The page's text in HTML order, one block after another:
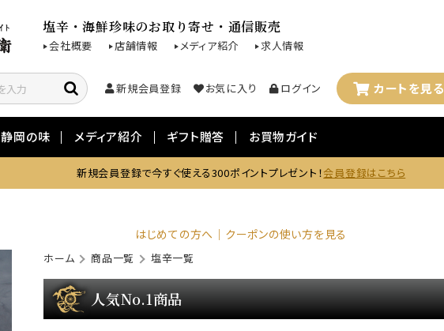
塩辛・海鮮珍味のお取り寄せ・通信販売
会社概要 店舗情報 メディア紹介 求人情報
新規会員登録 お気に入り ログイン カートを見る
静岡の味 メディア紹介 ギフト贈答 お買物ガイド
新規会員登録で今すぐ使える300ポイントプレゼント！会員登録はこちら
はじめての方へ｜クーポンの使い方を見る
ホーム 商品一覧 塩辛一覧
人気No.1商品